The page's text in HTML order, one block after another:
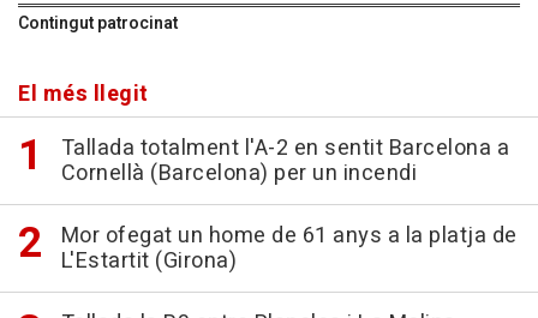
Contingut patrocinat
El més llegit
Tallada totalment l'A-2 en sentit Barcelona a
Cornellà (Barcelona) per un incendi
Mor ofegat un home de 61 anys a la platja de
L'Estartit (Girona)